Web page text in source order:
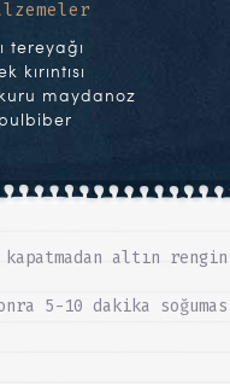
tereyağı
kırıntısı
maydanoz
kapatmadan altın
5-10 dakika